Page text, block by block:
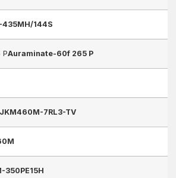
435MH/144S
PAuraminate-60f 265 P
JKM460M-7RL3-TV
350PE15H